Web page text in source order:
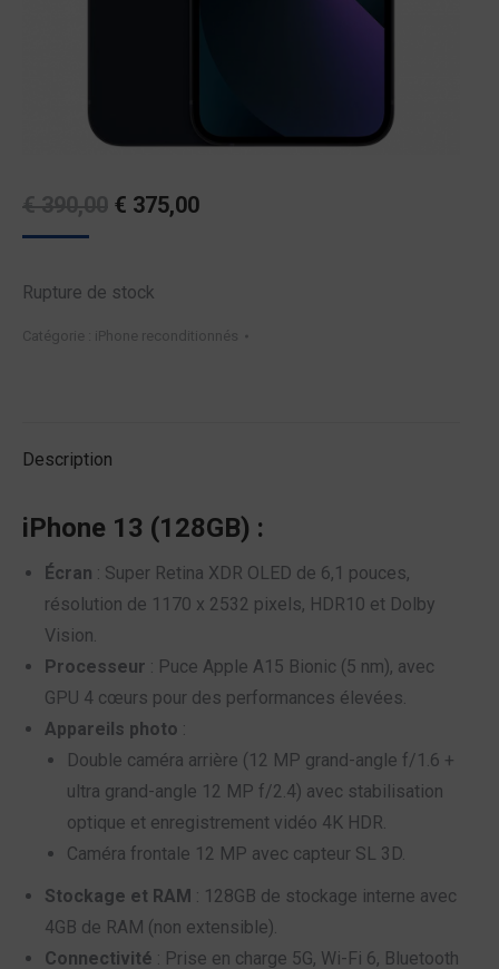
€390,00 Original
€ 390,00.
€ 375,00Current
Rupture de stock
Catégorie : iPhone reconditionnés
Description
iPhone 13 (128GB) :
Écran : Super Retina XDR OLED de 6,1 pouces,
résolution de 1170 x 2532 pixels, HDR10 et Dolby
Vision.
Processeur : Puce Apple A15 Bionic (5 nm), avec
GPU 4 cœurs pour des performances élevées.
Appareils photo :
Double caméra arrière (12 MP grand-angle f/1.6 +
ultra grand-angle 12 MP f/2.4) avec stabilisation
optique et enregistrement vidéo 4K HDR.
Caméra frontale 12 MP avec capteur SL 3D.
Stockage et RAM : 128GB de stockage interne avec
4GB de RAM (non extensible).
Connectivité : Prise en charge 5G, Wi-Fi 6, Bluetooth